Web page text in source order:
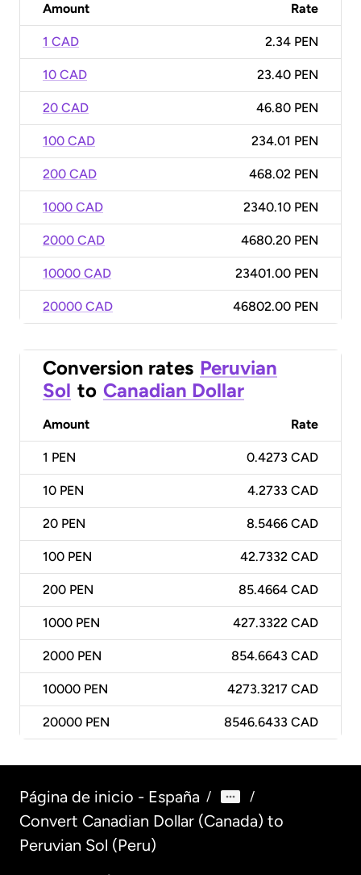
Amount Rate
1 CAD 2.34 PEN
10 CAD 23.40 PEN
20 CAD 46.80 PEN
100 CAD 234.01 PEN
200 CAD 468.02 PEN
1000 CAD 2340.10 PEN
2000 CAD 4680.20 PEN
10000 CAD 23401.00 PEN
20000 CAD 46802.00 PEN
Conversion rates Peruvian
Sol to Canadian Dollar
Amount Rate
1 PEN 0.4273 CAD
10 PEN 4.2733 CAD
20 PEN 8.5466 CAD
100 PEN 42.7332 CAD
200 PEN 85.4664 CAD
1000 PEN 427.3322 CAD
2000 PEN 854.6643 CAD
10000 PEN 4273.3217 CAD
20000 PEN 8546.6433 CAD
Página de inicio - España / /
Convert Canadian Dollar (Canada) to
Peruvian Sol (Peru)